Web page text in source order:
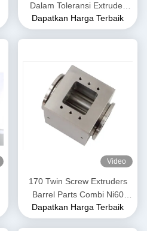
Dalam Toleransi Extruder
0.02mm Untuk Mesin
Ekstrusi Plastik
Dapatkan Harga Terbaik
Video
170 Twin Screw Extruders
Barrel Parts Combi Ni60
Nickel Base Alloy Kekuatan
Tinggi
Dapatkan Harga Terbaik